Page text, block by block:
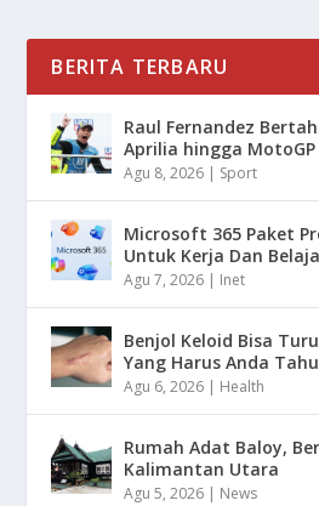
BERITA TERBARU
Raul Fernandez
Aprilia hingga MotoGP
Agu 8, 2026 | Sport
Microsoft 365 Paket
Untuk Kerja Dan
Agu 7, 2026 | Inet
Benjol Keloid Bisa
Yang Harus Anda Tahu
Agu 6, 2026 | Health
Rumah Adat Baloy,
Kalimantan Utara
Agu 5, 2026 | News